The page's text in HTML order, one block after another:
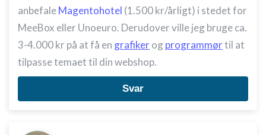
anbefaleMagentohotel (1.500 kr/årligt) i stedet for
MeeBox eller Unoeuro. Derudover ville jeg bruge ca.
3-4.000 kr på at få en grafikerog programmørtil at
tilpasse temaet til din webshop.
Svar